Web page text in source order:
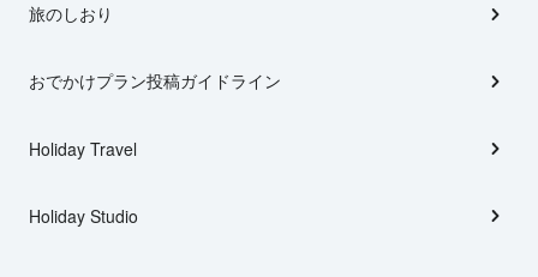
旅のしおり
おでかけプラン投稿ガイドライン
Holiday Travel
Holiday Studio